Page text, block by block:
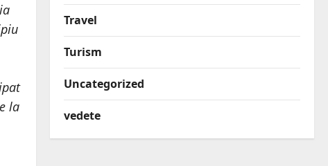
la
Travel
Turism
Uncategorized
vedete